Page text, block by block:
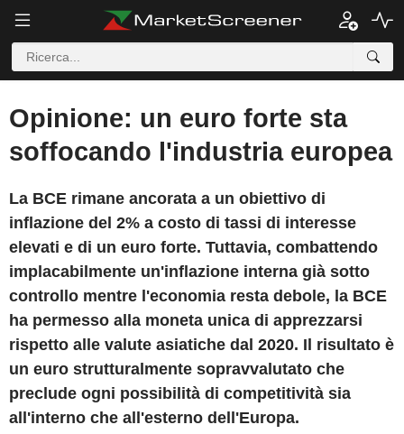
Opinione: un euro forte sta
soffocando l'industria europea
La BCE rimane ancorata a un obiettivo di
inflazione del 2% a costo di tassi di interesse
elevati e di un euro forte. Tuttavia, combattendo
implacabilmente un'inflazione interna già sotto
controllo mentre l'economia resta debole, la BCE
ha permesso alla moneta unica di apprezzarsi
rispetto alle valute asiatiche dal 2020. Il risultato è
un euro strutturalmente sopravvalutato che
preclude ogni possibilità di competitività sia
all'interno che all'esterno dell'Europa.